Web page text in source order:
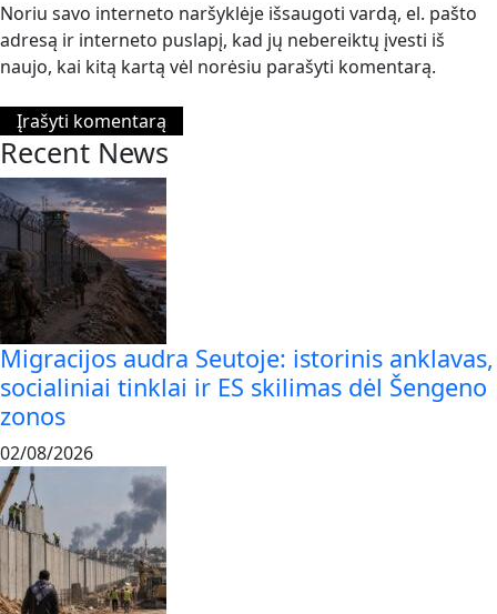
Noriu savo interneto naršyklėje išsaugoti vardą, el. pašto
adresą ir interneto puslapį, kad jų nebereiktų įvesti iš
naujo, kai kitą kartą vėl norėsiu parašyti komentarą.
Recent News
Migracijos audra Seutoje: istorinis anklavas,
socialiniai tinklai ir ES skilimas dėl Šengeno
zonos
02/08/2026